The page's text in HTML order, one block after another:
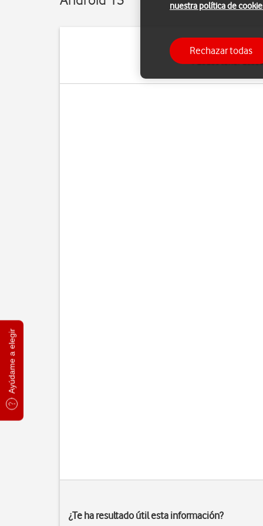
Ayúdame a elegir
Puedes tener
¿Te ha resultado útil esta información?
nuestra política de
Rechazar todas